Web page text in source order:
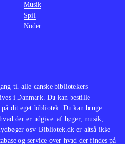
til alle danske bibliotekers
i Danmark. Du kan bestille
på dit eget bibliotek. Du kan bruge
der er udgivet af bøger, musik,
osv. Bibliotek.dk er altså ikke
og service over hvad der findes på
Musik
Spil
Noder